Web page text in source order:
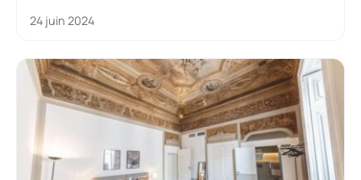
24 juin 2024